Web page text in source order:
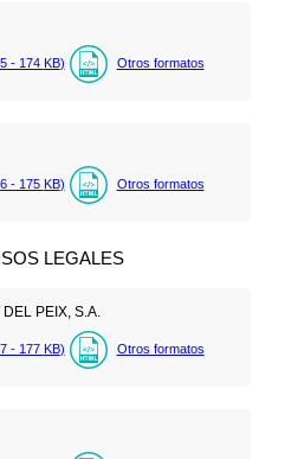
- 174 KB) Otros formatos
- 175 KB) Otros formatos
LEGALES
PEIX, S.A.
- 177 KB) Otros formatos